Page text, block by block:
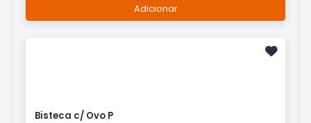
Adicionar
Bisteca c/ Ovo P